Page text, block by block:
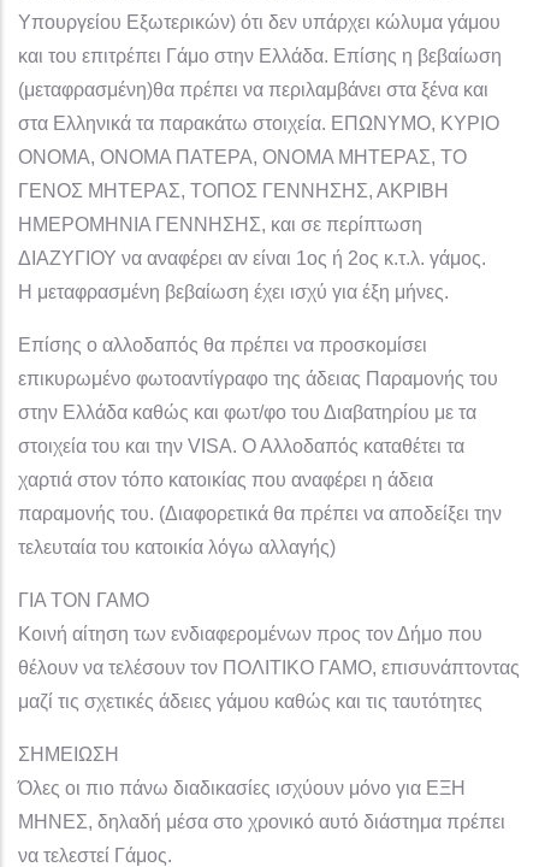
Υπουργείου Εξωτερικών) ότι δεν υπάρχει κώλυμα γάμου
και του επιτρέπει Γάμο στην Ελλάδα. Επίσης η βεβαίωση
(μεταφρασμένη)θα πρέπει να περιλαμβάνει στα ξένα και
στα Ελληνικά τα παρακάτω στοιχεία. ΕΠΩΝΥΜΟ, ΚΥΡΙΟ
ΟΝΟΜΑ, ΟΝΟΜΑ ΠΑΤΕΡΑ, ΟΝΟΜΑ ΜΗΤΕΡΑΣ, ΤΟ
ΓΕΝΟΣ ΜΗΤΕΡΑΣ, ΤΟΠΟΣ ΓΕΝΝΗΣΗΣ, ΑΚΡΙΒΗ
ΗΜΕΡΟΜΗΝΙΑ ΓΕΝΝΗΣΗΣ, και σε περίπτωση
ΔΙΑΖΥΓΙΟΥ να αναφέρει αν είναι 1ος ή 2ος κ.τ.λ. γάμος.
Η μεταφρασμένη βεβαίωση έχει ισχύ για έξη μήνες.
Επίσης ο αλλοδαπός θα πρέπει να προσκομίσει
επικυρωμένο φωτοαντίγραφο της άδειας Παραμονής του
στην Ελλάδα καθώς και φωτ/φο του Διαβατηρίου με τα
στοιχεία του και την VISA. Ο Αλλοδαπός καταθέτει τα
χαρτιά στον τόπο κατοικίας που αναφέρει η άδεια
παραμονής του. (Διαφορετικά θα πρέπει να αποδείξει την
τελευταία του κατοικία λόγω αλλαγής)
ΓΙΑ ΤΟΝ ΓΑΜΟ
Κοινή αίτηση των ενδιαφερομένων προς τον Δήμο που
θέλουν να τελέσουν τον ΠΟΛΙΤΙΚΟ ΓΑΜΟ, επισυνάπτοντας
μαζί τις σχετικές άδειες γάμου καθώς και τις ταυτότητες
ΣΗΜΕΙΩΣΗ
Όλες οι πιο πάνω διαδικασίες ισχύουν μόνο για ΕΞΗ
ΜΗΝΕΣ, δηλαδή μέσα στο χρονικό αυτό διάστημα πρέπει
να τελεστεί Γάμος.